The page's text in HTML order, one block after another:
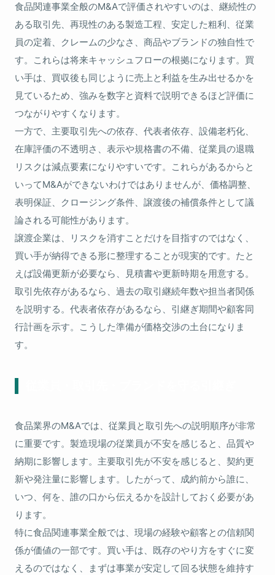
食品関連事業全般のM&Aで評価されやすいのは、継続性の
ある取引先、再現性のある製造工程、安定した粗利、従業
員の定着、クレームの少なさ、商品やブランドの独自性で
す。これらは将来キャッシュフローの根拠になります。買
い手は、買収後も同じように売上と利益を生み出せるかを
見ているため、強みを数字と資料で説明できるほど評価に
つながりやすくなります。
一方で、主要取引先への依存、代表者依存、設備老朽化、
在庫評価の不透明さ、表示や規格書の不備、従業員の退職
リスクは減点要素になりやすいです。これらがあるからと
いってM&Aができないわけではありませんが、価格調整、
表明保証、クロージング条件、譲渡後の補償条件として議
論される可能性があります。
譲渡企業は、リスクを消すことだけを目指すのではなく、
買い手が納得できる形に整理することが現実的です。たと
えば設備更新が必要なら、見積書や更新時期を用意する。
取引先依存があるなら、過去の取引継続年数や担当者関係
を説明する。代表者依存があるなら、引継ぎ期間や顧客同
行計画を示す。こうした準備が価格交渉の土台になりま
す。
食品業界のM&Aでは、従業員と取引先への説明順序が非常
に重要です。製造現場の従業員が不安を感じると、品質や
納期に影響します。主要取引先が不安を感じると、契約更
新や発注量に影響します。したがって、成約前から誰に、
いつ、何を、誰の口から伝えるかを設計しておく必要があ
ります。
特に食品関連事業全般では、現場の経験や顧客との信頼関
係が価値の一部です。買い手は、既存のやり方をすぐに変
えるのではなく、まずは事業が安定して回る状態を維持す